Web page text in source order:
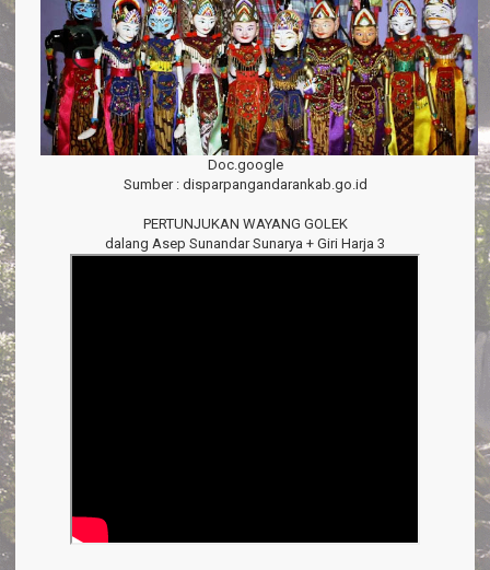
Doc.google
Sumber : disparpangandarankab.go.id
PERTUNJUKAN WAYANG GOLEK
dalang Asep Sunandar Sunarya + Giri Harja 3